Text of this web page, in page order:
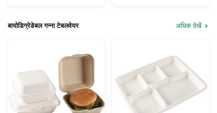
बायोडिग्रेडेबल गन्ना टेबलवेयर अधिक देखें